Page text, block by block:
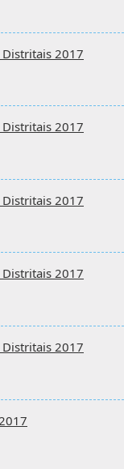
2017
2017
2017
2017
2017